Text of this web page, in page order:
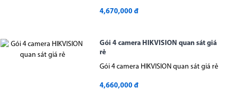
4,670,000 đ
Gói 4 camera HIKVISION quan sát giá
rẻ
Gói 4 camera HIKVISION quan sát giá rẻ
4,660,000 đ